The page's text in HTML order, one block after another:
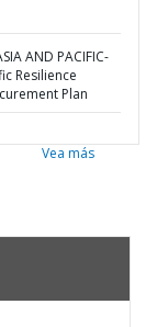
AND PACIFIC-
Resilience
Plan
Vea más